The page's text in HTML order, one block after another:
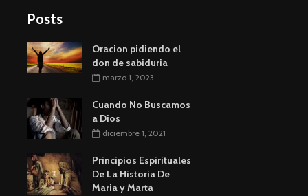
Posts
Oracion pidiendo el
don de sabiduria
marzo 1, 2023
Cuando No Buscamos
a Dios
diciembre 1, 2021
Principios Espirituales
De La Historia De
Maria y Marta